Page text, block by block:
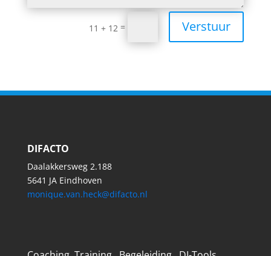
11 + 12 = Verstuur
DIFACTO
Daalakkersweg 2.188
5641 JA Eindhoven
monique.van.heck@difacto.nl